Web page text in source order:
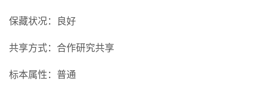
保藏状况：良好
共享方式：合作研究共享
标本属性：普通